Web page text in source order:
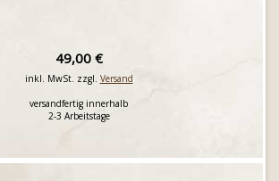
49,00 €
inkl. MwSt. zzgl. Versand
versandfertig innerhalb
2-3 Arbeitstage